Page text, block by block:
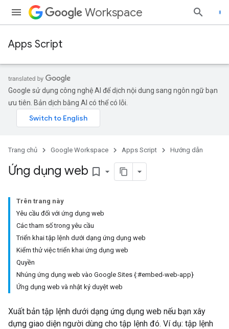
Workspace
Apps Script
Google sử dụng công nghệ AI để dịch nội dung sang ngôn ngữ bạn
ưu tiên. Bản dịch bằng AI có thể có lỗi.
Trang chủ Google Workspace Apps Script Hướng dẫn
Ứng dụng web bookmark_border
Trên trang này
Yêu cầu đối với ứng dụng web
Các tham số trong yêu cầu
Triển khai tập lệnh dưới dạng ứng dụng web
Kiểm thử việc triển khai ứng dụng web
Quyền
Nhúng ứng dụng web vào Google Sites {:#embed-web-app}
Ứng dụng web và nhật ký duyệt web
Xuất bản tập lệnh dưới dạng ứng dụng web nếu bạn xây
dựng giao diện người dùng cho tập lệnh đó. Ví dụ: tập lệnh